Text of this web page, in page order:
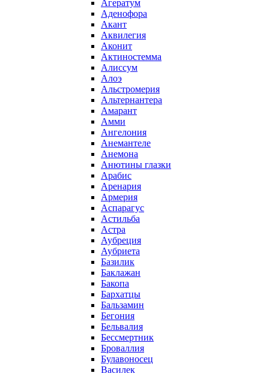
Агератум
Аденофора
Акант
Аквилегия
Аконит
Актиностемма
Алиссум
Алоэ
Альстромерия
Альтернантера
Амарант
Амми
Ангелония
Анемантеле
Анемона
Анютины глазки
Арабис
Аренария
Армерия
Аспарагус
Астильба
Астра
Аубреция
Аубриета
Базилик
Баклажан
Бакопа
Бархатцы
Бальзамин
Бегония
Бельвалия
Бессмертник
Броваллия
Булавоносец
Василек